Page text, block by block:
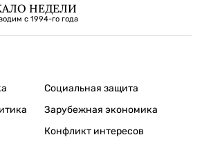
НЕДЕЛИ
с 1994-го года
Социальная защита
Зарубежная экономика
Конфликт интересов